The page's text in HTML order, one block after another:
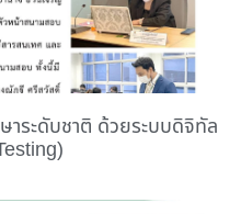
ระดับชาติ ด้วยระบบดิจิทัล